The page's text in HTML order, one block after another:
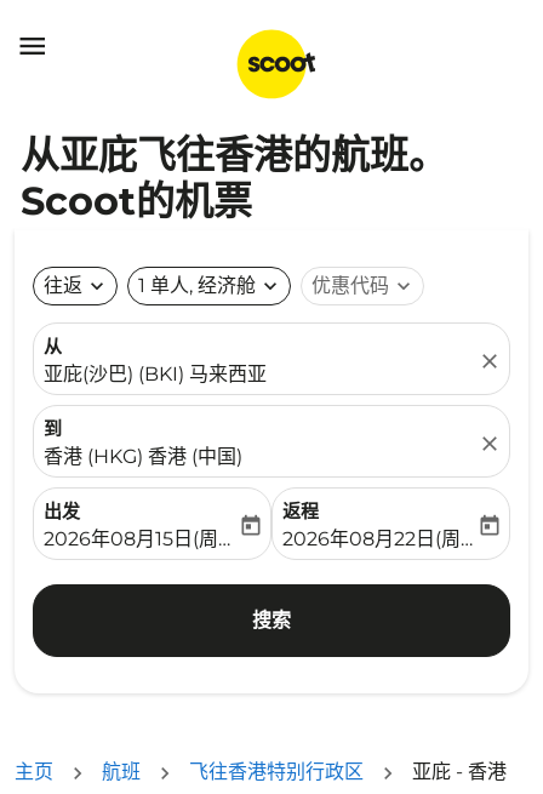

从亚庇飞往香港的航班。
Scoot的机票
往返 expand_more 1 单人, 经济舱 expand_more 优惠代码 expand_more
从
亚庇(沙巴) (BKI) 马来西亚
close
到
香港 (HKG) 香港 (中国)
close
出发
fc-booking-departure-date-aria-label
2026年08月15日(周六)
today
返程
fc-booking-return-date-
2026年08月22日(周六)
today
搜索
主页 航班 飞往香港特别行政区 亚庇 - 香港